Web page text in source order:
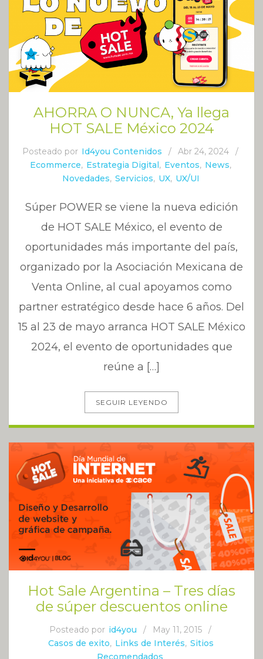
AHORRA O NUNCA, Ya llega
HOT SALE México 2024
Posteado por Id4you Contenidos / Abr 24, 2024
/
Ecommerce, Estrategia Digital, Eventos, News,
Novedades, Servicios, UX, UX/UI
Súper POWER se viene la nueva edición
de HOT SALE México, el evento de
oportunidades más importante del país,
organizado por la Asociación Mexicana de
Venta Online, al cual apoyamos como
partner estratégico desde hace 6 años. Del
15 al 23 de mayo arranca HOT SALE México
2024, el evento de oportunidades que
reúne a […]
SEGUIR LEYENDO
Hot Sale Argentina – Tres días
de súper descuentos online
Posteado por id4you / May 11, 2015
/
Casos de exito, Links de Interés, Sitios
Recomendados